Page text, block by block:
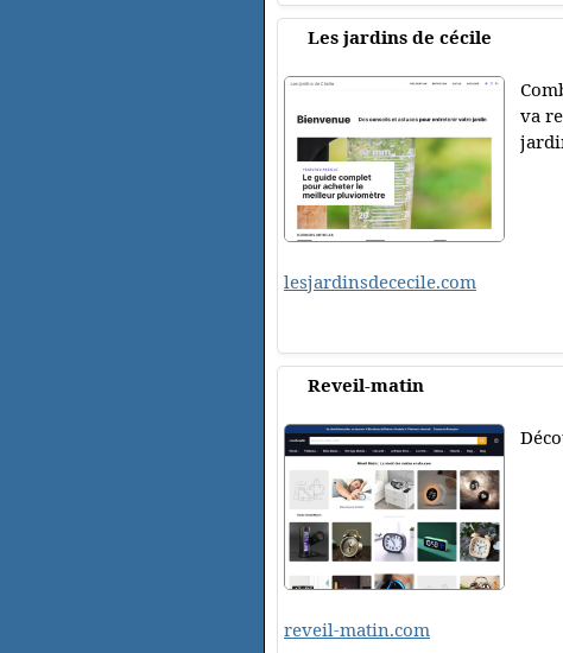
Les jardins de cécile
va
lesjardinsdececile.com
Reveil-matin
reveil-matin.com